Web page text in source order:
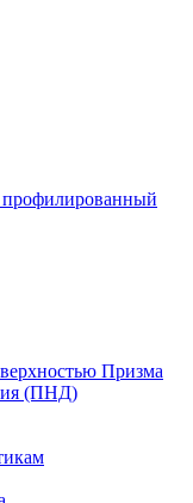
Призма
(ПНД)